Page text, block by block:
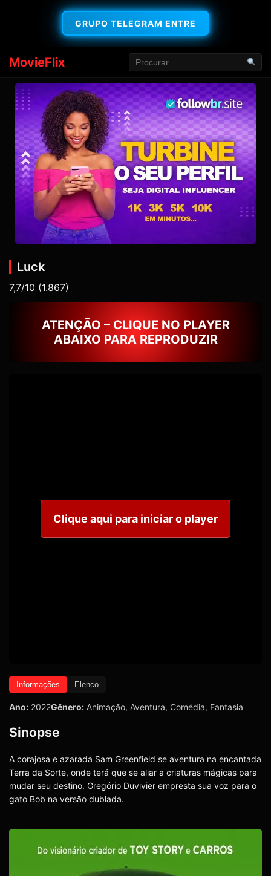
GRUPO TELEGRAM ENTRE
MovieFlix
Luck
7,7/10 (1.867)
ATENÇÃO – CLIQUE NO PLAYER
ABAIXO PARA REPRODUZIR
Clique aqui para iniciar o player
Informações Elenco
Ano: 2022Gênero: Animação, Aventura, Comédia, Fantasia
Sinopse
A corajosa e azarada Sam Greenfield se aventura na encantada
Terra da Sorte, onde terá que se aliar a criaturas mágicas para
mudar seu destino. Gregório Duvivier empresta sua voz para o
gato Bob na versão dublada.